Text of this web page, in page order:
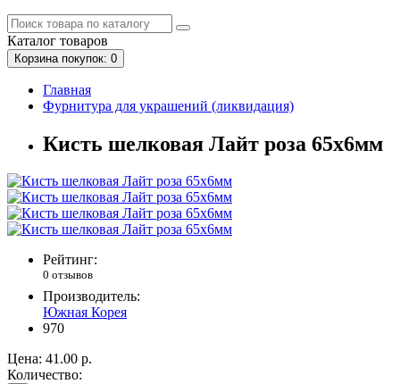
Каталог товаров
Корзина покупок: 0
Главная
Фурнитура для украшений (ликвидация)
Кисть шелковая Лайт роза 65х6мм
Рейтинг:
0 отзывов
Производитель:
Южная Корея
970
Цена: 41.00 р.
Количество: